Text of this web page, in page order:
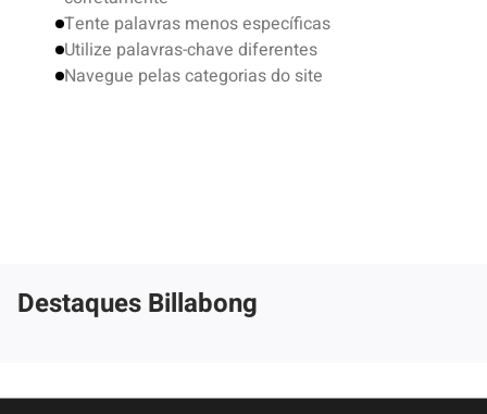
Tente palavras menos específicas
Utilize palavras-chave diferentes
Navegue pelas categorias do site
Destaques Billabong